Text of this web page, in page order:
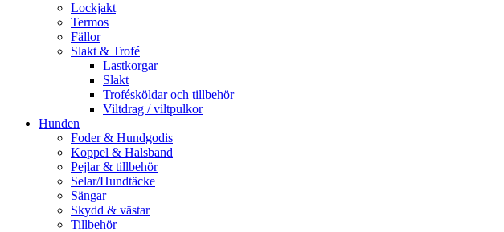
Lockjakt
Termos
Fällor
Slakt & Trofé
Lastkorgar
Slakt
Trofésköldar och tillbehör
Viltdrag / viltpulkor
Hunden
Foder & Hundgodis
Koppel & Halsband
Pejlar & tillbehör
Selar/Hundtäcke
Sängar
Skydd & västar
Tillbehör